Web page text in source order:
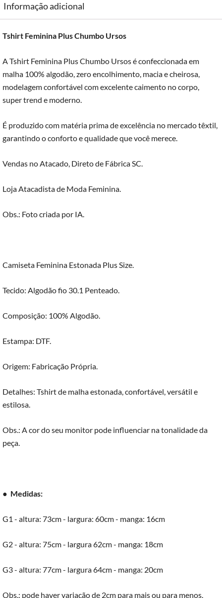
Informação adicional
Tshirt Feminina Plus Chumbo Ursos
A Tshirt Feminina Plus Chumbo Ursos é confeccionada em
malha 100% algodão, zero encolhimento, macia e cheirosa,
modelagem confortável com excelente caimento no corpo,
super trend e moderno.
É produzido com matéria prima de excelência no mercado têxtil,
garantindo o conforto e qualidade que você merece.
Vendas no Atacado, Direto de Fábrica SC.
Loja Atacadista de Moda Feminina.
Obs.: Foto criada por IA.
Camiseta Feminina Estonada Plus Size.
Tecido: Algodão fio 30.1 Penteado.
Composição: 100% Algodão.
Estampa: DTF.
Origem: Fabricação Própria.
Detalhes: Tshirt de malha estonada, confortável, versátil e
estilosa.
Obs.: A cor do seu monitor pode influenciar na tonalidade da
peça.
● Medidas:
G1 - altura: 73cm - largura: 60cm - manga: 16cm
G2 - altura: 75cm - largura 62cm - manga: 18cm
G3 - altura: 77cm - largura 64cm - manga: 20cm
Obs.: pode haver variação de 2cm para mais ou para menos.